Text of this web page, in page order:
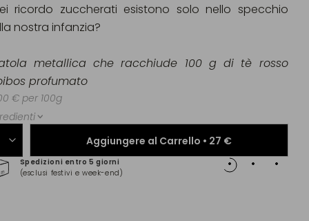
Aggiungere al Carrello • 27 €
Spedizioni entro 5 giorni
(esclusi festivi e week-end)
ricordo zuccherati esistono solo nello specchio
nostra infanzia?
metallica che racchiude 100 g di tè rosso
profumato
€ per 100g